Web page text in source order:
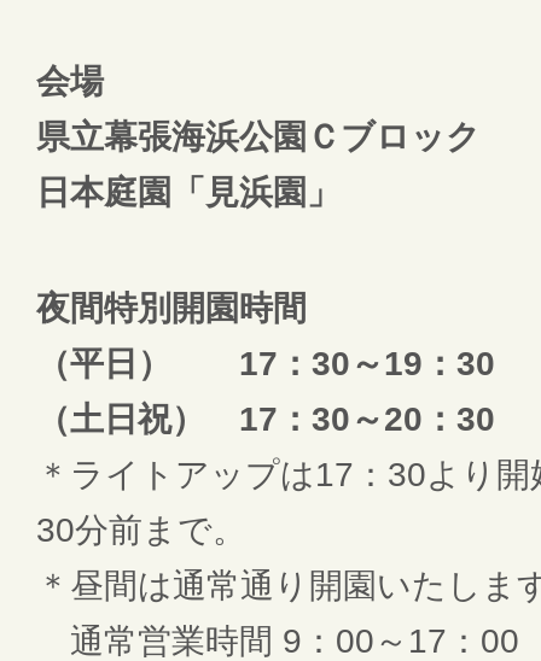
会場
県立幕張海浜公園Ｃブロック
日本庭園「見浜園」
夜間特別開園時間
（平日） 17：30～19：30
（土日祝） 17：30～20：30
＊ライトアップは17：30より
30分前まで。
＊昼間は通常通り開園いたしま
通常営業時間 9：00～17：00